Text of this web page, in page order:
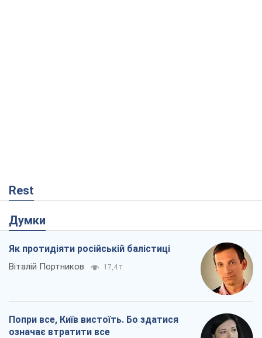
Rest
Думки
Як протидіяти російській балістиці
Віталій Портников 17,4 т.
Попри все, Київ вистоїть. Бо здатися
означає втратити все